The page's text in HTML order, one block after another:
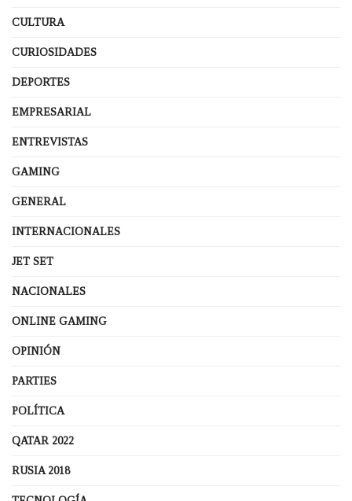
CULTURA
CURIOSIDADES
DEPORTES
EMPRESARIAL
ENTREVISTAS
GAMING
GENERAL
INTERNACIONALES
JET SET
NACIONALES
ONLINE GAMING
OPINIÓN
PARTIES
POLÍTICA
QATAR 2022
RUSIA 2018